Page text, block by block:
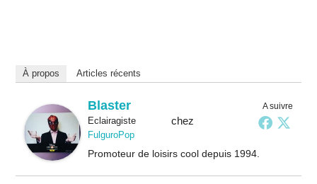
À propos Articles récents
A suivre
Blaster
Eclairagistechez
FulguroPop
Promoteur de loisirs cool depuis 1994.